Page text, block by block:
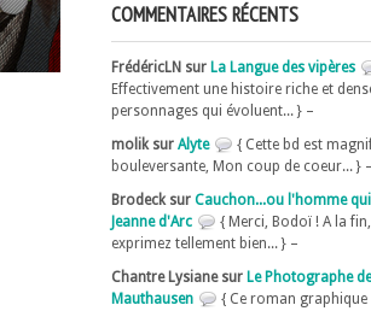
COMMENTAIRES RÉCENTS
FrédéricLN sur La Langue des vipères
Effectivement une histoire riche et
personnages qui évoluent... } –
molik sur Alyte
{ Cette bd est
bouleversante, Mon coup de coeur... } –
Brodeck sur Cauchon...ou l'homme
Jeanne d'Arc
{ Merci, Bodoï ! A la
exprimez tellement bien... } –
Chantre Lysiane sur Le Photographe de
Mauthausen
{ Ce roman graphique